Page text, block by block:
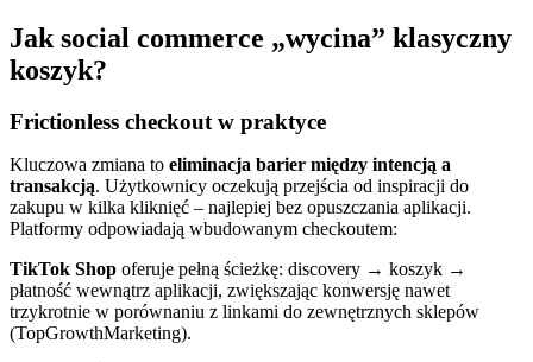
Jak social commerce „wycina” klasyczny
koszyk?
Frictionless checkout w praktyce
Kluczowa zmiana to eliminacja barier między intencją a
transakcją. Użytkownicy oczekują przejścia od inspiracji do
zakupu w kilka kliknięć – najlepiej bez opuszczania aplikacji.
Platformy odpowiadają wbudowanym checkoutem:
TikTok Shop oferuje pełną ścieżkę: discovery → koszyk →
płatność wewnątrz aplikacji, zwiększając konwersję nawet
trzykrotnie w porównaniu z linkami do zewnętrznych sklepów
(TopGrowthMarketing).